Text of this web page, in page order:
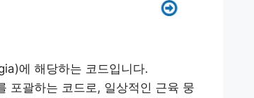
에 해당하는 코드입니다.
포괄하는 코드로, 일상적인 근육 뭉